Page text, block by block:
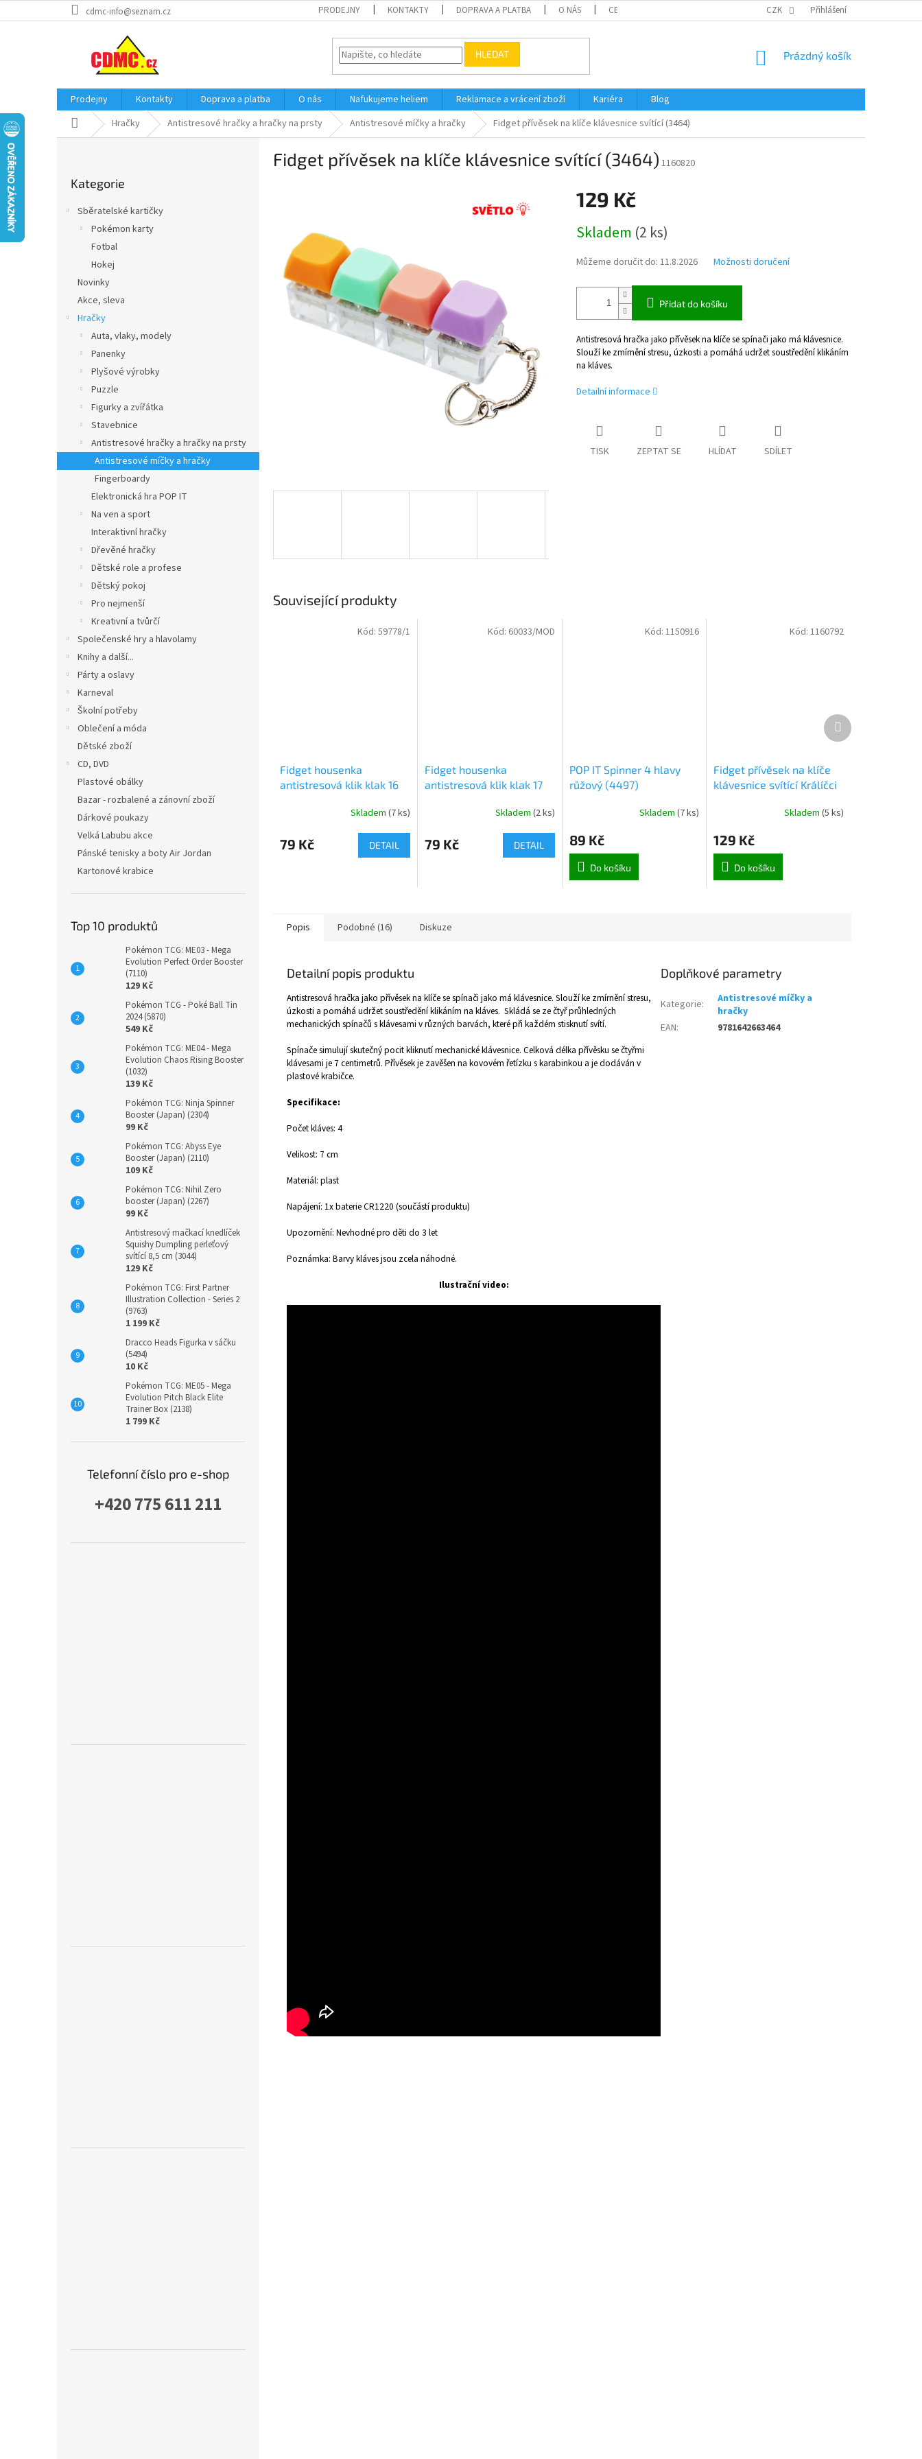
na
cdmc-info@seznam.cz PRODEJNY KONTAKTY DOPRAVA A PLATBA O NÁS CERTIFIKÁTY A NÁVODY OBCHODNÍ PODMÍNKY OCHRANA OSOBNÍCH
CZK Přihlášení
HLEDAT
NÁKUPNÍ
Prázdný košík
Prodejny Kontakty Doprava a platba O nás Nafukujeme heliem Reklamace a vrácení zboží Kariéra
Blog
Domů Hračky Antistresové hračky a hračky na prsty Antistresové míčky a hračky Fidget přívěsek na klíče klávesnice svítící (3464)
kategorie
Kategorie
Sběratelské kartičky
Pokémon karty
Fotbal
Hokej
Novinky
Akce, sleva
Hračky
Auta, vlaky, modely
Panenky
Plyšové výrobky
Puzzle
Figurky a zvířátka
Stavebnice
Antistresové hračky a hračky na prsty
Antistresové míčky a hračky
Fingerboardy
Elektronická hra POP IT
Na ven a sport
Interaktivní hračky
Dřevěné hračky
Dětské role a profese
Dětský pokoj
Pro nejmenší
Kreativní a tvůrčí
Společenské hry a hlavolamy
Knihy a další...
Párty a oslavy
Karneval
Školní potřeby
Oblečení a móda
Dětské zboží
CD, DVD
Plastové obálky
Bazar - rozbalené a zánovní zboží
Dárkové poukazy
Velká Labubu akce
Pánské tenisky a boty Air Jordan
Kartonové krabice
Top 10 produktů
Pokémon TCG: ME03 - Mega
Evolution Perfect Order Booster
(7110)
129 Kč
Pokémon TCG - Poké Ball Tin
2024 (5870)
549 Kč
Pokémon TCG: ME04 - Mega
Evolution Chaos Rising Booster
(1032)
139 Kč
Pokémon TCG: Ninja Spinner
Booster (Japan) (2304)
99 Kč
Pokémon TCG: Abyss Eye
Booster (Japan) (2110)
109 Kč
Pokémon TCG: Nihil Zero
booster (Japan) (2267)
99 Kč
Antistresový mačkací knedlíček
Squishy Dumpling perleťový
svítící 8,5 cm (3044)
129 Kč
Pokémon TCG: First Partner
Illustration Collection - Series 2
(9763)
1 199 Kč
Dracco Heads Figurka v sáčku
(5494)
10 Kč
Pokémon TCG: ME05 - Mega
Evolution Pitch Black Elite
Trainer Box (2138)
1 799 Kč
Telefonní číslo pro e-shop
+420 775 611 211
Fidget přívěsek na klíče klávesnice svítící (3464) 1160820
129 Kč
cena:
Skladem (2 ks)
Můžeme doručit do: 11.8.2026 Možnosti doručení
Přidat do košíku
Antistresová hračka jako přívěsek na klíče se spínači jako má klávesnice.
Slouží ke zmírnění stresu, úzkosti a pomáhá udržet soustředění klikáním
na kláves.
Detailní informace
TISK ZEPTAT SE HLÍDAT SDÍLET
Související produkty
Fidget housenka
antistresová klik klak 16
Skladem (7 ks)
79 Kč DETAIL
Kód: 59778/1
Fidget housenka
antistresová klik klak 17
Skladem (2 ks)
79 Kč DETAIL
Kód: 60033/MOD
POP IT Spinner 4 hlavy
růžový (4497)
Skladem(7 ks)
89 Kč
Do košíku
Kód:1150916
Fidget přívěsek na klíče
klávesnice svítící Králíčci
Skladem (5 ks)
129 Kč
Do košíku
Kód: 1160792
Další
produkt
Popis Podobné (16) Diskuze
Detailní popis produktu
Antistresová hračka jako přívěsek na klíče se spínači jako má klávesnice. Slouží ke zmírnění stresu,
úzkosti a pomáhá udržet soustředění klikáním na kláves. Skládá se ze čtyř průhledných
mechanických spínačů s klávesami v různých barvách, které při každém stisknutí svítí.
Spínače simulují skutečný pocit kliknutí mechanické klávesnice. Celková délka přívěsku se čtyřmi
klávesami je 7 centimetrů. Přívěsek je zavěšen na kovovém řetízku s karabinkou a je dodáván v
plastové krabičce.
Specifikace:
Počet kláves: 4
Velikost: 7 cm
Materiál: plast
Napájení: 1x baterie CR1220 (součástí produktu)
Upozornění: Nevhodné pro děti do 3 let
Poznámka: Barvy kláves jsou zcela náhodné.
Ilustrační video:
Doplňkové parametry
Kategorie:
Antistresové míčky a
hračky
EAN: 9781642663464